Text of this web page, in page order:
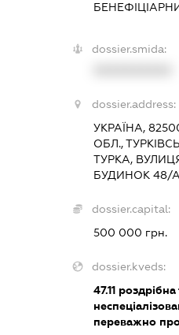
dossier.smida:
dossier.address:
УКРАЇНА,
ОБЛ.,
ТУРКА,
БУДИНОК 48/А
dossier.capital:
500 000 грн.
dossier.kveds:
47.11роздрібна
переважно